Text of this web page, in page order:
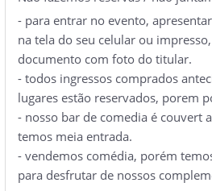
- para entrar no evento,
na tela do seu celular ou
documento com foto do titular.
- todos ingressos comprados
lugares estão reservados, porem
- nosso bar de comedia é couvert
temos meia entrada.
- vendemos comédia, porém
para desfrutar de nossos